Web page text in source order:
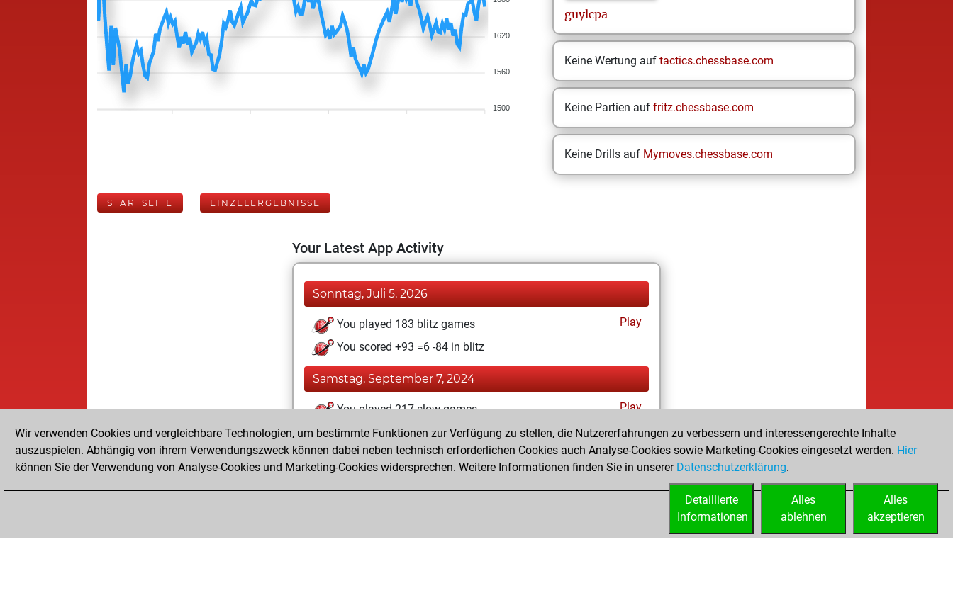
1620
1560
1500
guylcpa
Keine Wertung auf tactics.chessbase.com
Keine Partien auf fritz.chessbase.com
Keine Drills auf Mymoves.chessbase.com
STARTSEITE EINZELERGEBNISSE
Your Latest App Activity
Sonntag, Juli 5, 2026
You played 183 blitz games
Play
You scored +93 =6 -84 in blitz
Samstag, September 7, 2024
You played 217 slow games
Play
You scored +127 =19 -71 in slow games
Wir verwenden Cookies und vergleichbare Technologien, um bestimmte Funktionen zur Verfügung zu stellen, die Nutzererfahrungen zu verbessern und interessengerechte Inhalte
auszuspielen. Abhängig von ihrem Verwendungszweck können dabei neben technisch erforderlichen Cookies auch Analyse-Cookies sowie Marketing-Cookies eingesetzt werden. Hier
können Sie der Verwendung von Analyse-Cookies und Marketing-Cookies widersprechen. Weitere Informationen finden Sie in unserer Datenschutzerklärung.
Alles
akzeptieren
Alles
ablehnen
Detaillierte
Informationen